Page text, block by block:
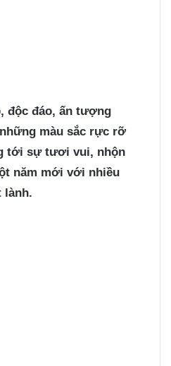
độc đáo, ấn tượng
màu sắc rực rỡ
tới sự tươi vui, nhộn
năm mới với nhiều
lành.